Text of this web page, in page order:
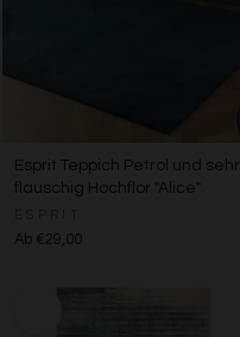
Esprit Teppich Petrol und sehr
flauschig Hochflor "Alice"
Ab €29,00